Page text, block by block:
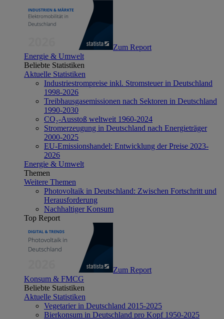
Zum Report
Energie & Umwelt
Beliebte Statistiken
Aktuelle Statistiken
Industriestrompreise inkl. Stromsteuer in Deutschland
1998-2026
Treibhausgasemissionen nach Sektoren in Deutschland
1990-2030
CO₂-Ausstoß weltweit 1960-2024
Stromerzeugung in Deutschland nach Energieträger
2000-2025
EU-Emissionshandel: Entwicklung der Preise 2023-
2026
Energie & Umwelt
Themen
Weitere Themen
Photovoltaik in Deutschland: Zwischen Fortschritt und
Herausforderung
Nachhaltiger Konsum
Top Report
Zum Report
Konsum & FMCG
Beliebte Statistiken
Aktuelle Statistiken
Vegetarier in Deutschland 2015-2025
Bierkonsum in Deutschland pro Kopf 1950-2025